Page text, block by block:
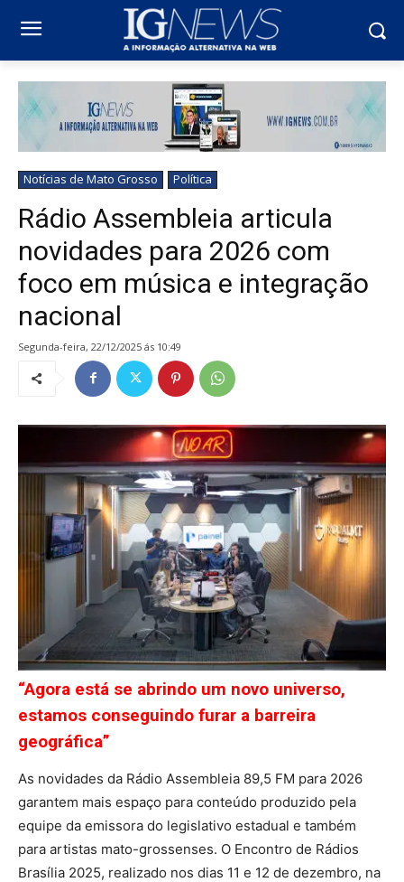
Notícias de Mato Grosso Política
Rádio Assembleia articula
novidades para 2026 com
foco em música e integração
nacional
segunda-feira, 22/12/2025 ás 10:49
“Agora está se abrindo um novo universo,
estamos conseguindo furar a barreira
geográfica”
As novidades da Rádio Assembleia 89,5 FM para 2026
garantem mais espaço para conteúdo produzido pela
equipe da emissora do legislativo estadual e também
para artistas mato-grossenses. O Encontro de Rádios
Brasília 2025, realizado nos dias 11 e 12 de dezembro, na